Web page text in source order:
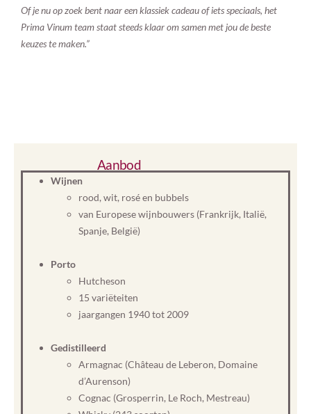
Of je nu op zoek bent naar een klassiek cadeau of iets speciaals, het
Prima Vinum team staat steeds klaar om samen met jou de beste
keuzes te maken.”
Aanbod
Wijnen
rood, wit, rosé en bubbels
van Europese wijnbouwers (Frankrijk, Italië,
Spanje, België)
Porto
Hutcheson
15 variëteiten
jaargangen 1940 tot 2009
Gedistilleerd
Armagnac (Château de Leberon, Domaine
d’Aurenson)
Cognac (Grosperrin, Le Roch, Mestreau)